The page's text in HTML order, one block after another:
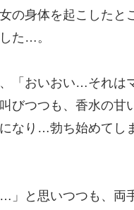
の身体を起こしたと
た…。
「おいおい…それは
びつつも、香水の甘
なり…勃ち始めてし
…」と思いつつも、両